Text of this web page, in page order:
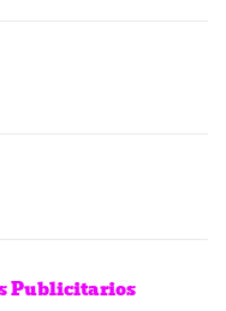
Publicitarios